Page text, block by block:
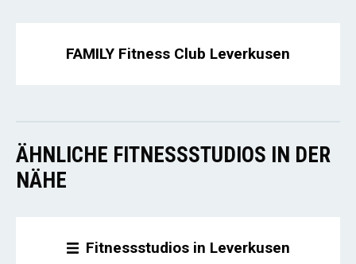
FAMILY Fitness Club Leverkusen
ÄHNLICHE FITNESSSTUDIOS IN DER
NÄHE
Fitnessstudios in Leverkusen